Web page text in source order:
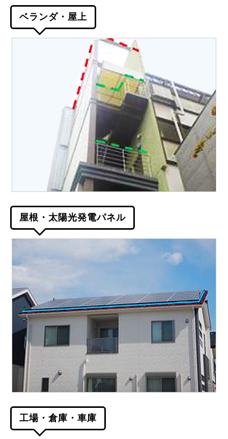
ベランダ・屋上
屋根・太陽光発電パネル
工場・倉庫・車庫